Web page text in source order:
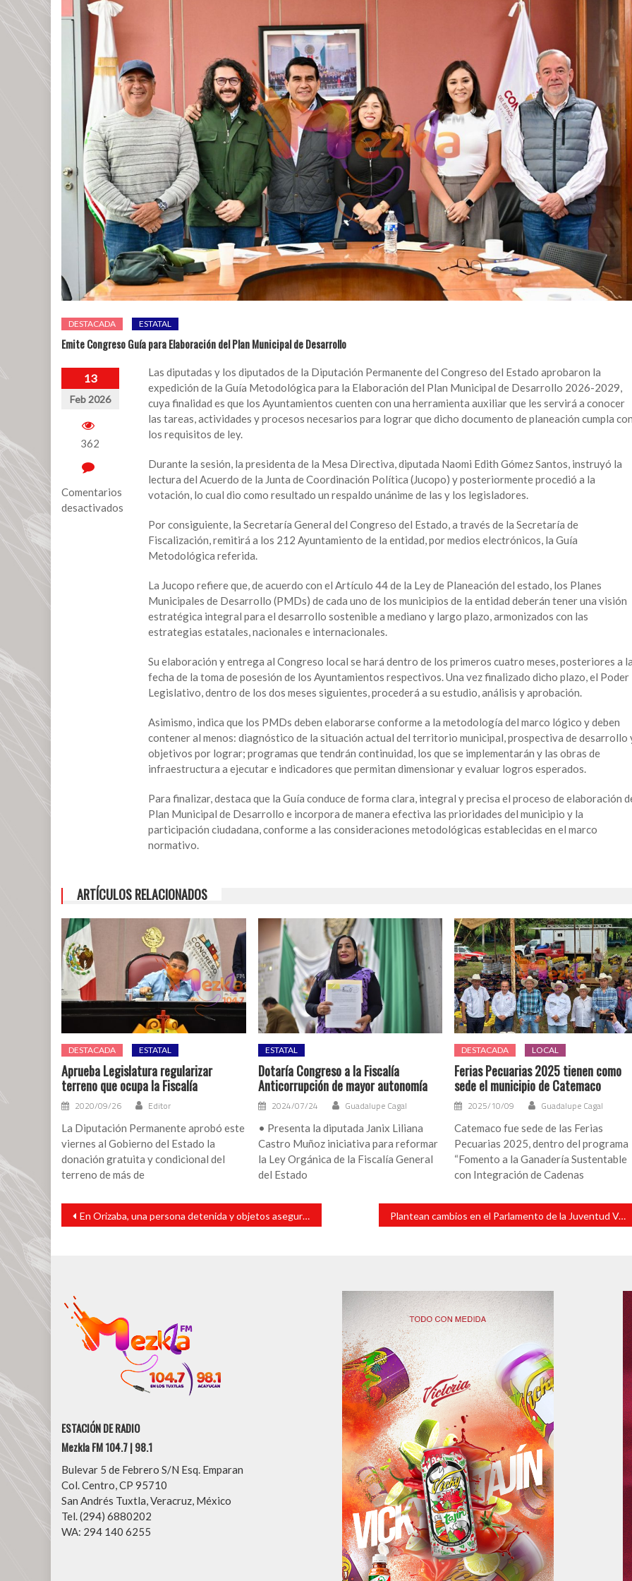
DESTACADA ESTATAL
Emite Congreso Guía para Elaboración del Plan Municipal de Desarrollo
13
Feb 2026
362
Comentarios
desactivados
Las diputadas y los diputados de la Diputación Permanente del Congreso del Estado aprobaron la
expedición de la Guía Metodológica para la Elaboración del Plan Municipal de Desarrollo 2026-2029,
cuya finalidad es que los Ayuntamientos cuenten con una herramienta auxiliar que les servirá a conocer
las tareas, actividades y procesos necesarios para lograr que dicho documento de planeación cumpla
los requisitos de ley.
Durante la sesión, la presidenta de la Mesa Directiva, diputada Naomi Edith Gómez Santos, instruyó la
lectura del Acuerdo de la Junta de Coordinación Política (Jucopo) y posteriormente procedió a la
votación, lo cual dio como resultado un respaldo unánime de las y los legisladores.
Por consiguiente, la Secretaría General del Congreso del Estado, a través de la Secretaría de
Fiscalización, remitirá a los 212 Ayuntamiento de la entidad, por medios electrónicos, la Guía
Metodológica referida.
La Jucopo refiere que, de acuerdo con el Artículo 44 de la Ley de Planeación del estado, los Planes
Municipales de Desarrollo (PMDs) de cada uno de los municipios de la entidad deberán tener una visión
estratégica integral para el desarrollo sostenible a mediano y largo plazo, armonizados con las
estrategias estatales, nacionales e internacionales.
Su elaboración y entrega al Congreso local se hará dentro de los primeros cuatro meses, posteriores a
fecha de la toma de posesión de los Ayuntamientos respectivos. Una vez finalizado dicho plazo, el Poder
Legislativo, dentro de los dos meses siguientes, procederá a su estudio, análisis y aprobación.
Asimismo, indica que los PMDs deben elaborarse conforme a la metodología del marco lógico y deben
contener al menos: diagnóstico de la situación actual del territorio municipal, prospectiva de desarrollo
objetivos por lograr; programas que tendrán continuidad, los que se implementarán y las obras de
infraestructura a ejecutar e indicadores que permitan dimensionar y evaluar logros esperados.
Para finalizar, destaca que la Guía conduce de forma clara, integral y precisa el proceso de elaboración
Plan Municipal de Desarrollo e incorpora de manera efectiva las prioridades del municipio y la
participación ciudadana, conforme a las consideraciones metodológicas establecidas en el marco
normativo.
ARTÍCULOS RELACIONADOS
DESTACADA ESTATAL
Aprueba Legislatura regularizar
terreno que ocupa la Fiscalía
2020/09/26 Editor
La Diputación Permanente aprobó este
viernes al Gobierno del Estado la
donación gratuita y condicional del
terreno de más de
ESTATAL
Dotaría Congreso a la Fiscalía
Anticorrupción de mayor autonomía
2024/07/24 Guadalupe Cagal
• Presenta la diputada Janix Liliana
Castro Muñoz iniciativa para reformar
la Ley Orgánica de la Fiscalía General
del Estado
DESTACADA LOCAL
Ferias Pecuarias 2025 tienen como
sede el municipio de Catemaco
2025/10/09 Guadalupe Cagal
Catemaco fue sede de las Ferias
Pecuarias 2025, dentro del programa
“Fomento a la Ganadería Sustentable
con Integración de Cadenas
Navegación
entradas
En Orizaba, una persona detenida y objetos asegurados en operativo de cateo con fuerzas federales y estatales Plantean cambios en el Parlamento de la Juventud Veracruzana
ESTACIÓN DE RADIO
Mezkla FM 104.7 | 98.1
Bulevar 5 de Febrero S/N Esq. Emparan
Col. Centro, CP 95710
San Andrés Tuxtla, Veracruz, México
Tel. (294) 6880202
WA: 294 140 6255